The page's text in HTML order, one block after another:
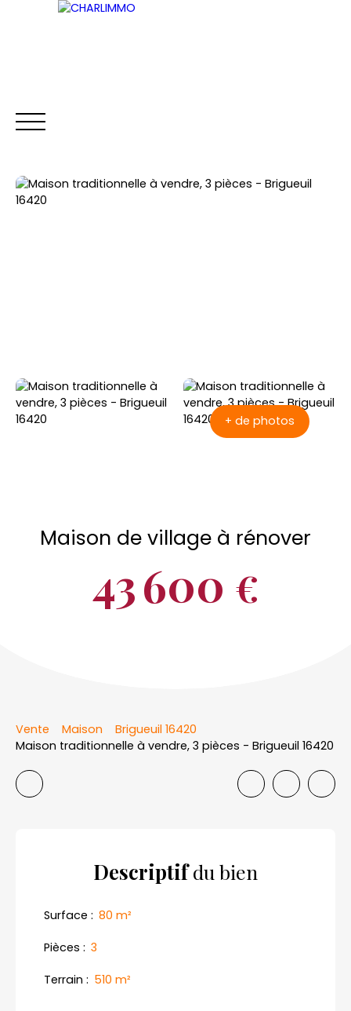
+ de photos
Maison de village à rénover
43 600 €
Vente Maison
Brigueuil 16420
Maison traditionnelle à vendre, 3 pièces - Brigueuil 16420
Descriptifdu bien
Surface : 80 m²
Pièces : 3
Terrain : 510 m²